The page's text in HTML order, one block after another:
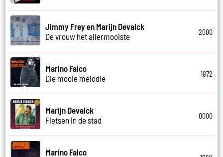
Jimmy Frey en Marijn Devalck
De vrouw het allermooiste
2000
Marino Falco
Die mooie melodie
1972
Marijn Devalck
Fietsen in de stad
0000
Marino Falco